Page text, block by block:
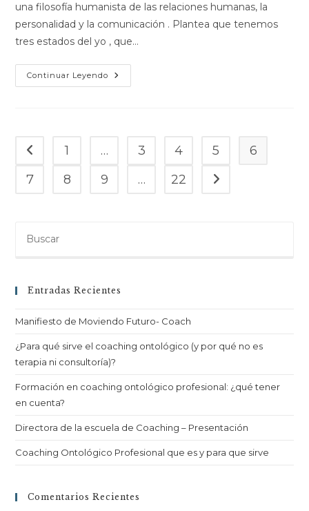
una filosofía humanista de las relaciones humanas, la
personalidad y la comunicación . Plantea que tenemos
tres estados del yo , que…
Continuar Leyendo
1 … 3 4 5
6
7
8 9 … 22
Entradas Recientes
Manifiesto de Moviendo Futuro- Coach
¿Para qué sirve el coaching ontológico (y por qué no es
terapia ni consultoría)?
Formación en coaching ontológico profesional: ¿qué tener
en cuenta?
Directora de la escuela de Coaching – Presentación
Coaching Ontológico Profesional que es y para que sirve
Comentarios Recientes